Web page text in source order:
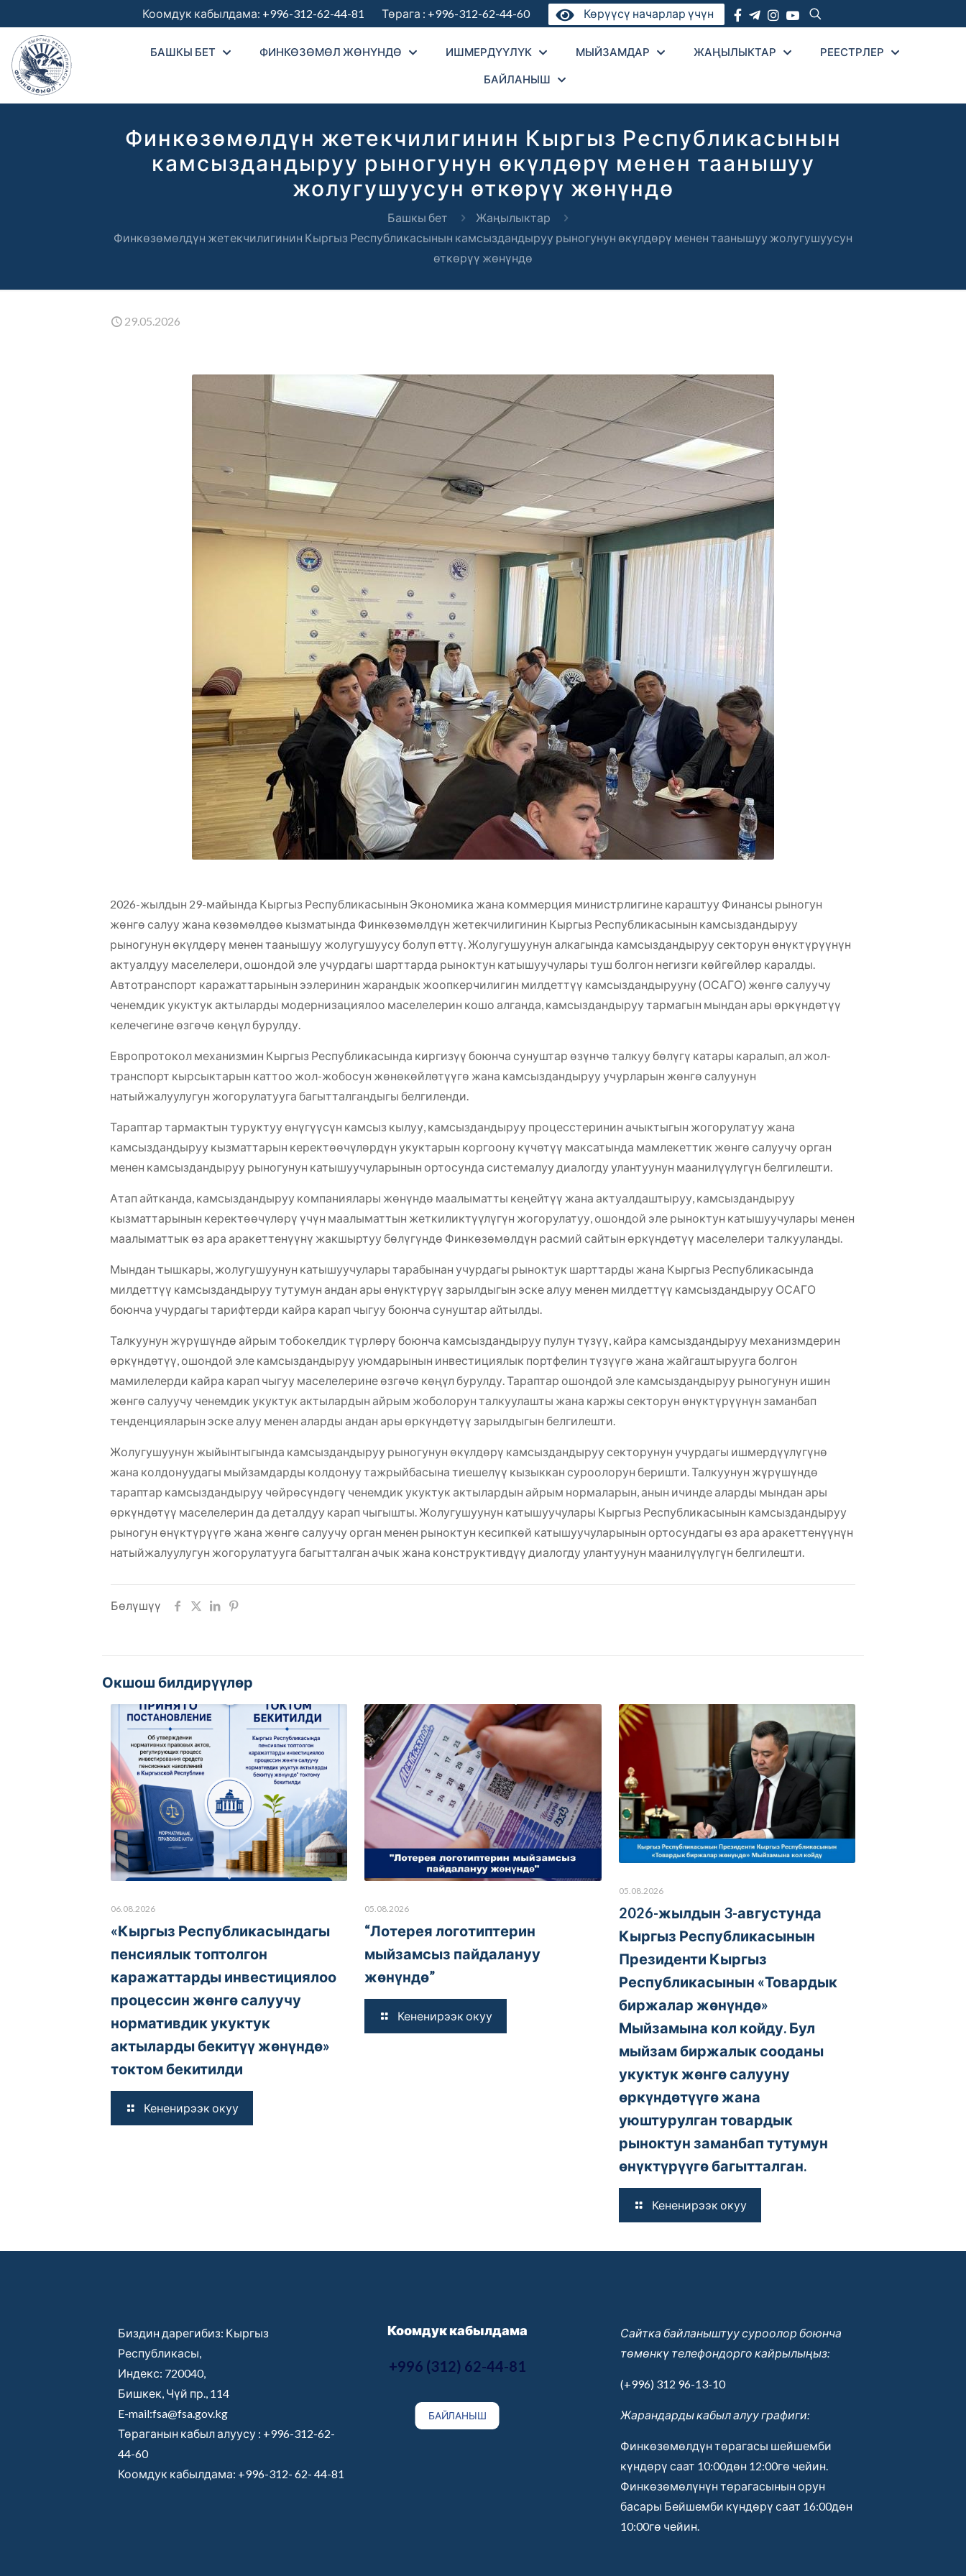
Коомдук кабылдама: +996-312-62-44-81 Төрага : +996-312-62-44-60 Көрүүсү начарлар үчүн
БАШКЫ БЕТ ФИНКӨЗӨМӨЛ ЖӨНҮНДӨ ИШМЕРДҮҮЛҮК МЫЙЗАМДАР ЖАҢЫЛЫКТАР РЕЕСТРЛЕР
БАЙЛАНЫШ
Финкөзөмөлдүн жетекчилигинин Кыргыз Республикасынын
камсыздандыруу рыногунун өкүлдөрү менен таанышуу
жолугушуусун өткөрүү жөнүндө
Башкы бет
Жаңылыктар
Финкөзөмөлдүн жетекчилигинин Кыргыз Республикасынын камсыздандыруу рыногунун өкүлдөрү менен таанышуу жолугушуусун
өткөрүү жөнүндө
29.05.2026
2026-жылдын 29-майында Кыргыз Республикасынын Экономика жана коммерция министрлигине караштуу Финансы рыногун
жөнгө салуу жана көзөмөлдөө кызматында Финкөзөмөлдүн жетекчилигинин Кыргыз Республикасынын камсыздандыруу
рыногунун өкүлдөрү менен таанышуу жолугушуусу болуп өттү. Жолугушуунун алкагында камсыздандыруу секторун өнүктүрүүнүн
актуалдуу маселелери, ошондой эле учурдагы шарттарда рыноктун катышуучулары туш болгон негизги көйгөйлөр каралды.
Автотранспорт каражаттарынын ээлеринин жарандык жоопкерчилигин милдеттүү камсыздандырууну (ОСАГО) жөнгө салуучу
ченемдик укуктук актыларды модернизациялоо маселелерин кошо алганда, камсыздандыруу тармагын мындан ары өркүндөтүү
келечегине өзгөчө көңүл бурулду.
Европротокол механизмин Кыргыз Республикасында киргизүү боюнча сунуштар өзүнчө талкуу бөлүгү катары каралып, ал жол-
транспорт кырсыктарын каттоо жол-жобосун жөнөкөйлөтүүгө жана камсыздандыруу учурларын жөнгө салуунун
натыйжалуулугун жогорулатууга багытталгандыгы белгиленди.
Тараптар тармактын туруктуу өнүгүүсүн камсыз кылуу, камсыздандыруу процесстеринин ачыктыгын жогорулатуу жана
камсыздандыруу кызматтарын керектөөчүлөрдүн укуктарын коргоону күчөтүү максатында мамлекеттик жөнгө салуучу орган
менен камсыздандыруу рыногунун катышуучуларынын ортосунда системалуу диалогду улантуунун маанилүүлүгүн белгилешти.
Атап айтканда, камсыздандыруу компаниялары жөнүндө маалыматты кеңейтүү жана актуалдаштыруу, камсыздандыруу
кызматтарынын керектөөчүлөрү үчүн маалыматтын жеткиликтүүлүгүн жогорулатуу, ошондой эле рыноктун катышуучулары менен
маалыматтык өз ара аракеттенүүнү жакшыртуу бөлүгүндө Финкөзөмөлдүн расмий сайтын өркүндөтүү маселелери талкууланды.
Мындан тышкары, жолугушуунун катышуучулары тарабынан учурдагы рыноктук шарттарды жана Кыргыз Республикасында
милдеттүү камсыздандыруу тутумун андан ары өнүктүрүү зарылдыгын эске алуу менен милдеттүү камсыздандыруу ОСАГО
боюнча учурдагы тарифтерди кайра карап чыгуу боюнча сунуштар айтылды.
Талкуунун жүрүшүндө айрым тобокелдик түрлөрү боюнча камсыздандыруу пулун түзүү, кайра камсыздандыруу механизмдерин
өркүндөтүү, ошондой эле камсыздандыруу уюмдарынын инвестициялык портфелин түзүүгө жана жайгаштырууга болгон
мамилелерди кайра карап чыгуу маселелерине өзгөчө көңүл бурулду. Тараптар ошондой эле камсыздандыруу рыногунун ишин
жөнгө салуучу ченемдик укуктук актылардын айрым жоболорун талкуулашты жана каржы секторун өнүктүрүүнүн заманбап
тенденцияларын эске алуу менен аларды андан ары өркүндөтүү зарылдыгын белгилешти.
Жолугушуунун жыйынтыгында камсыздандыруу рыногунун өкүлдөрү камсыздандыруу секторунун учурдагы ишмердүүлүгүнө
жана колдонуудагы мыйзамдарды колдонуу тажрыйбасына тиешелүү кызыккан суроолорун беришти. Талкуунун жүрүшүндө
тараптар камсыздандыруу чөйрөсүндөгү ченемдик укуктук актылардын айрым нормаларын, анын ичинде аларды мындан ары
өркүндөтүү маселелерин да деталдуу карап чыгышты. Жолугушуунун катышуучулары Кыргыз Республикасынын камсыздандыруу
рыногун өнүктүрүүгө жана жөнгө салуучу орган менен рыноктун кесипкөй катышуучуларынын ортосундагы өз ара аракеттенүүнүн
натыйжалуулугун жогорулатууга багытталган ачык жана конструктивдүү диалогду улантуунун маанилүүлүгүн белгилешти.
Бөлүшүү
Окшош билдирүүлөр
06.08.2026
«Кыргыз Республикасындагы
пенсиялык топтолгон
каражаттарды инвестициялоо
процессин жөнгө салуучу
нормативдик укуктук
актыларды бекитүү жөнүндө»
токтом бекитилди
Кененирээк окуу
05.08.2026
“Лотерея логотиптерин
мыйзамсыз пайдалануу
жөнүндө”
Кененирээк окуу
05.08.2026
2026-жылдын 3-августунда
Кыргыз Республикасынын
Президенти Кыргыз
Республикасынын «Товардык
биржалар жөнүндө»
Мыйзамына кол койду. Бул
мыйзам биржалык сооданы
укуктук жөнгө салууну
өркүндөтүүгө жана
уюштурулган товардык
рыноктун заманбап тутумун
өнүктүрүүгө багытталган.
Кененирээк окуу
Биздин дарегибиз: Кыргыз
Республикасы,
Индекс: 720040,
Бишкек, Чүй пр., 114
E-mail:fsa@fsa.gov.kg
Төраганын кабыл алуусу : +996-312-62-
44-60
Коомдук кабылдама: +996-312- 62- 44-81
Коомдук кабылдама
+996 (312) 62-44-81
БАЙЛАНЫШ
Сайтка байланыштуу суроолор боюнча
төмөнкү телефондорго кайрылыңыз:
(+996) 312 96-13-10
Жарандарды кабыл алуу графиги:
Финкөзөмөлдүн төрагасы шейшемби
күндөрү саат 10:00дөн 12:00гө чейин.
Финкөзөмөлүнүн төрагасынын орун
басары Бейшемби күндөрү саат 16:00дөн
10:00гө чейин.